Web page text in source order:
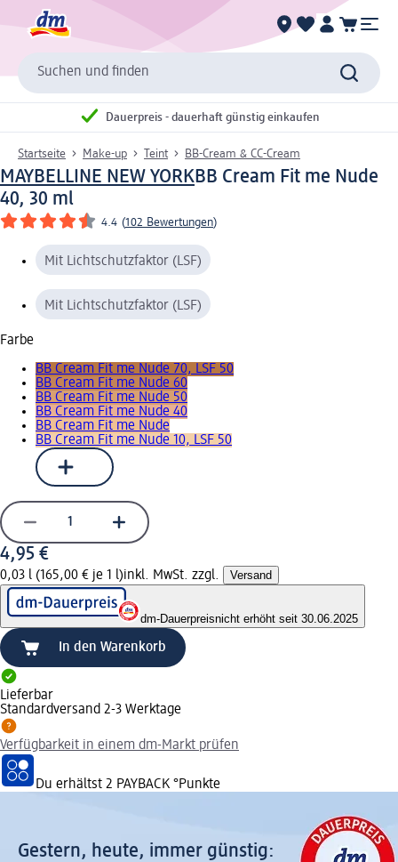
Suchen und finden
Dauerpreis - dauerhaft günstig einkaufen
Startseite Make-up Teint BB-Cream & CC-Cream
MAYBELLINE NEW YORKBB Cream Fit me Nude
40, 30 ml
4.4 (102 Bewertungen)
Mit Lichtschutzfaktor (LSF)
Mit Lichtschutzfaktor (LSF)
Farbe
BB Cream Fit me Nude 70, LSF 50
BB Cream Fit me Nude 60
BB Cream Fit me Nude 50
BB Cream Fit me Nude 40
BB Cream Fit me Nude
BB Cream Fit me Nude 10, LSF 50
4,95 €
0,03 l (165,00 € je 1 l)inkl. MwSt. zzgl. Versand
dm-Dauerpreisnicht erhöht seit 30.06.2025
In den Warenkorb
Lieferbar
Standardversand 2-3 Werktage
Verfügbarkeit in einem dm-Markt prüfen
Du erhältst 2 PAYBACK °Punkte
Gestern, heute, immer günstig: